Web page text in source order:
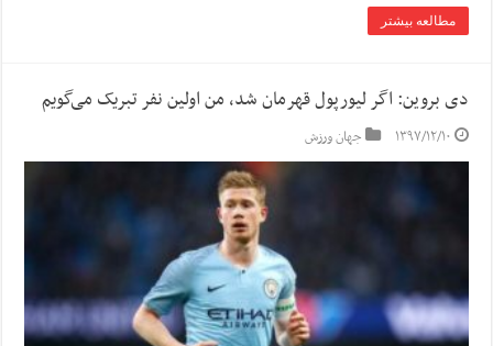
مطالعه بیشتر
دی بروین: اگر لیورپول قهرمان شد، من اولین نفر تبریک می‌گویم
۱۳۹۷/۱۲/۱۰ جهان ورزش